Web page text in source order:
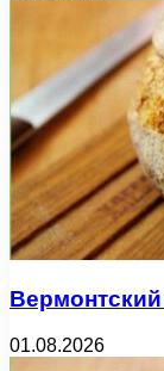
01.08.2026